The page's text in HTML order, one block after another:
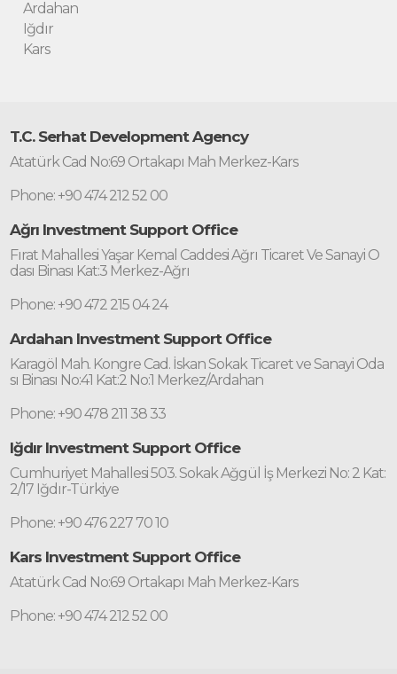
Ardahan
Iğdır
Kars
T.C. Serhat Development Agency
Atatürk Cad No:69 Ortakapı Mah Merkez-Kars
Phone: +90 474 212 52 00
Ağrı Investment Support Office
Fırat Mahallesi Yaşar Kemal Caddesi Ağrı Ticaret Ve Sanayi O
dası Binası Kat:3 Merkez-Ağrı
Phone: +90 472 215 04 24
Ardahan Investment Support Office
Karagöl Mah. Kongre Cad. İskan Sokak Ticaret ve Sanayi Oda
sı Binası No:41 Kat:2 No:1 Merkez/Ardahan
Phone: +90 478 211 38 33
Iğdır Investment Support Office
Cumhuriyet Mahallesi 503. Sokak Ağgül İş Merkezi No: 2 Kat:
2/17 Iğdır-Türkiye
Phone: +90 476 227 70 10
Kars Investment Support Office
Atatürk Cad No:69 Ortakapı Mah Merkez-Kars
Phone: +90 474 212 52 00